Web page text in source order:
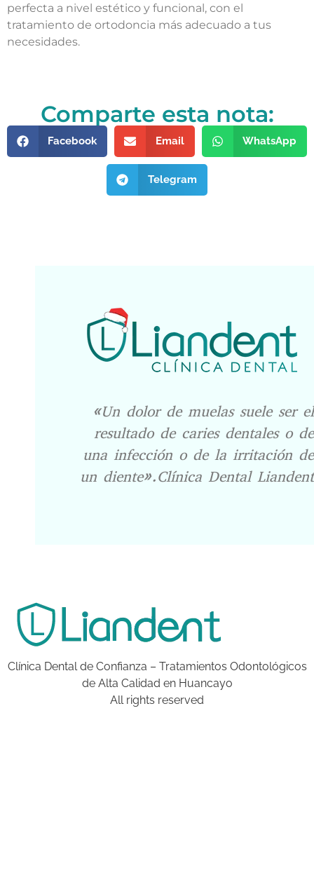
perfecta a nivel estético y funcional, con el
tratamiento de ortodoncia más adecuado a tus
necesidades.
Comparte esta nota:
Facebook Email WhatsApp
Telegram
«Un dolor de muelas suele ser el
resultado de caries dentales o de
una infección o de la irritación de
un diente».Clínica Dental Liandent
Clínica Dental de Confianza – Tratamientos Odontológicos
de Alta Calidad en Huancayo
All rights reserved